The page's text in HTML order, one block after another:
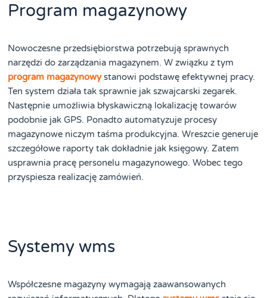
Program magazynowy
Nowoczesne przedsiębiorstwa potrzebują sprawnych
narzędzi do zarządzania magazynem. W związku z tym
program magazynowystanowi podstawę efektywnej pracy.
Ten system działa tak sprawnie jak szwajcarski zegarek.
Następnie umożliwia błyskawiczną lokalizację towarów
podobnie jak GPS. Ponadto automatyzuje procesy
magazynowe niczym taśma produkcyjna. Wreszcie generuje
szczegółowe raporty tak dokładnie jak księgowy. Zatem
usprawnia pracę personelu magazynowego. Wobec tego
przyspiesza realizację zamówień.
Systemy wms
Współczesne magazyny wymagają zaawansowanych